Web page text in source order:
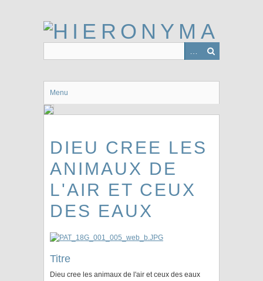
Menu
DIEU CREE LES
ANIMAUX DE
L'AIR ET CEUX
DES EAUX
Titre
Dieu cree les animaux de l'air et ceux des eaux